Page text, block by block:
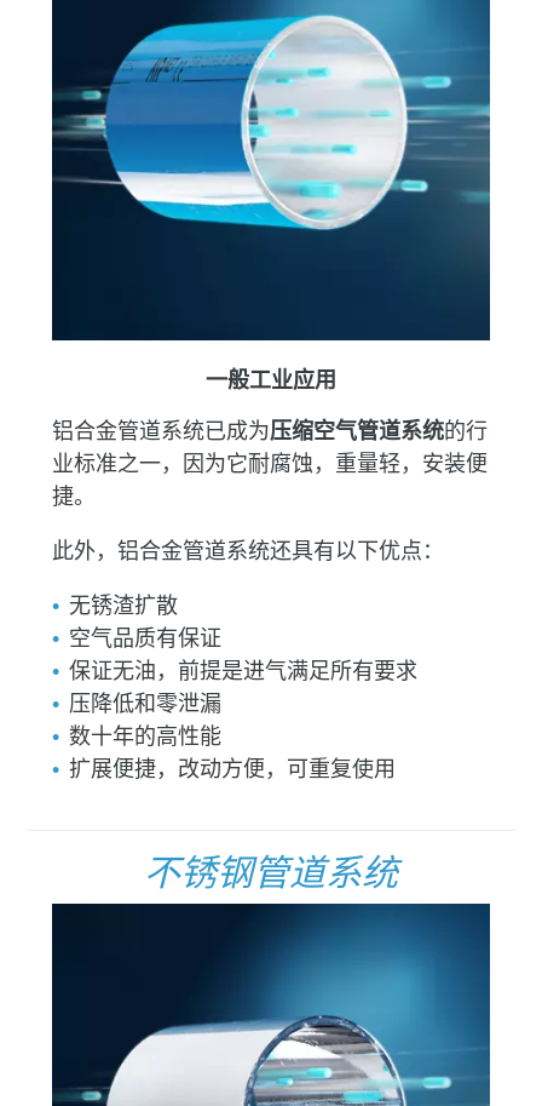
一般工业应用
铝合金管道系统已成为压缩空气管道系统的行
业标准之一，因为它耐腐蚀，重量轻，安装便
捷。
此外，铝合金管道系统还具有以下优点：
无锈渣扩散
空气品质有保证
保证无油，前提是进气满足所有要求
压降低和零泄漏
数十年的高性能
扩展便捷，改动方便，可重复使用
不锈钢管道系统